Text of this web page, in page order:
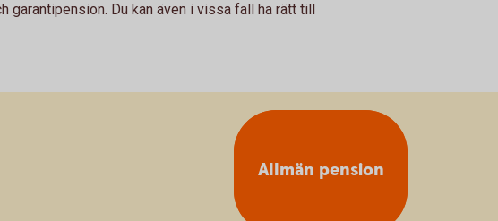
garantipension. Du kan även i vissa fall ha rätt till
Allmän pension